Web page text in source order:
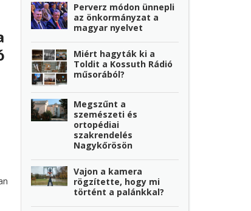
Perverz módon ünnepli
az önkormányzat a
magyar nyelvet
Miért hagyták ki a
Toldit a Kossuth Rádió
műsorából?
Megszűnt a
szemészeti és
ortopédiai
szakrendelés
Nagykőrösön
Vajon a kamera
rögzítette, hogy mi
történt a palánkkal?